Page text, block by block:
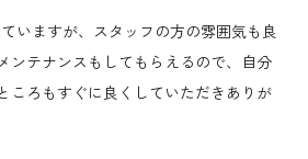
いますが、スタッフの方の雰囲気も良
ンテナンスもしてもらえるので、自分
ころもすぐに良くしていただきありが